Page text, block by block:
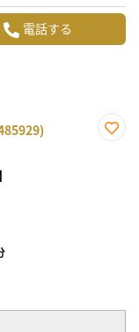
電話する